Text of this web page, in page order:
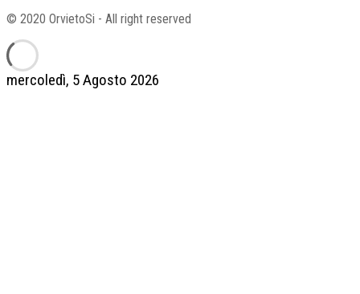
mercoledì, 5 Agosto 2026
© 2020 OrvietoSi - All right reserved